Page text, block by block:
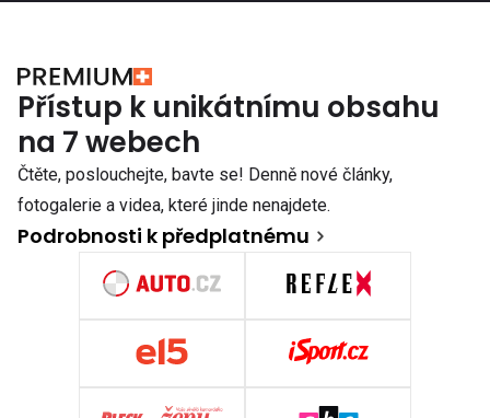
Přístup k unikátnímu obsahu
na 7 webech
Čtěte, poslouchejte, bavte se! Denně nové články,
fotogalerie a videa, které jinde nenajdete.
Podrobnosti k předplatnému